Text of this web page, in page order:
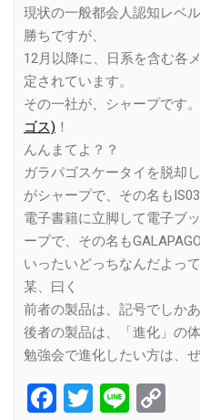
現状の一般都会人認知レベ
勝ちですが、
12月以降に、日系を含む各
定されています。
その一社が、シャープです
ゴス) ！
んんまてよ？？
ガラパゴスケータイを脱却
がシャープで、その名もIS03
電子書籍に立脚して電子ブ
ープで、その名も
いったいどっちなんだよって
某、曰く
前者の製品は、記号でしかあ
後者の製品は、「進化」の体
勉強会で進化したい方は、
Facebook
Twitter
Line